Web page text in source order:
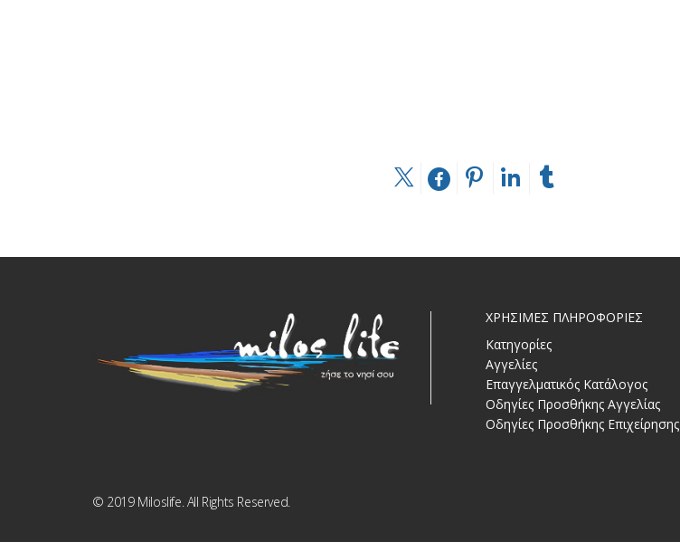
ΧΡΗΣΙΜΕΣ ΠΛΗΡΟΦΟΡΙΕΣ
Κατηγορίες
Αγγελίες
Επαγγελματικός Κατάλογος
Οδηγίες Προσθήκης Αγγελίας
Οδηγίες Προσθήκης Επιχείρησης
© 2019 Miloslife. All Rights Reserved.